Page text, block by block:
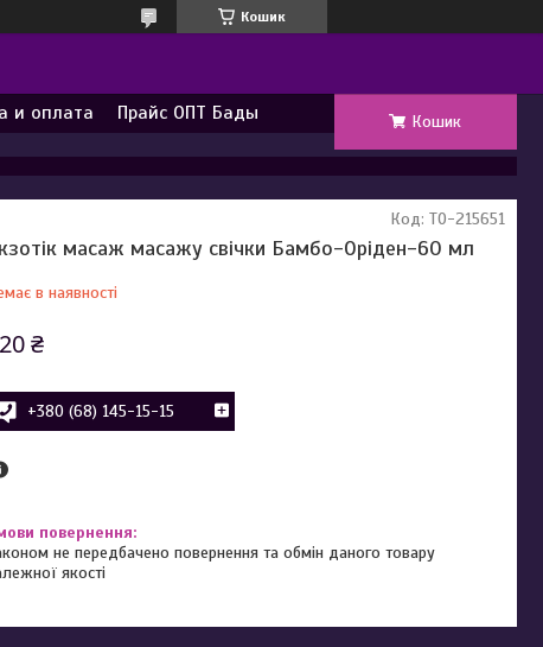
Кошик
и оплата Прайс ОПТ Бады Кошик
масаж масажу свічки Бамбо-Оріден-60 мл
в наявності
Код: TO-215651
₴
+380 (68) 145-15-15
не передбачено повернення та обмін даного товару
якості